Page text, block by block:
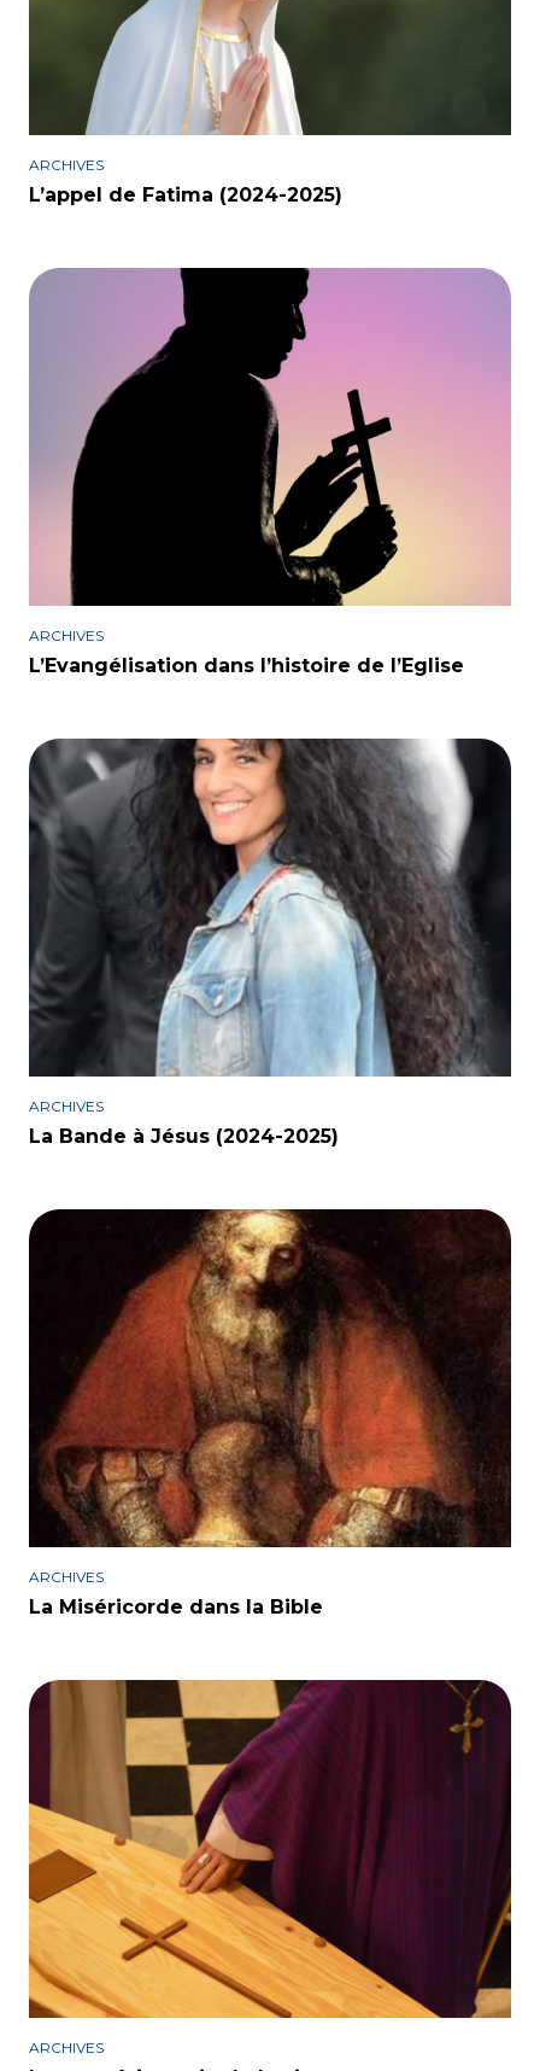
ARCHIVES
L’appel de Fatima (2024-2025)
ARCHIVES
L’Evangélisation dans l’histoire de l’Eglise
ARCHIVES
La Bande à Jésus (2024-2025)
ARCHIVES
La Miséricorde dans la Bible
ARCHIVES